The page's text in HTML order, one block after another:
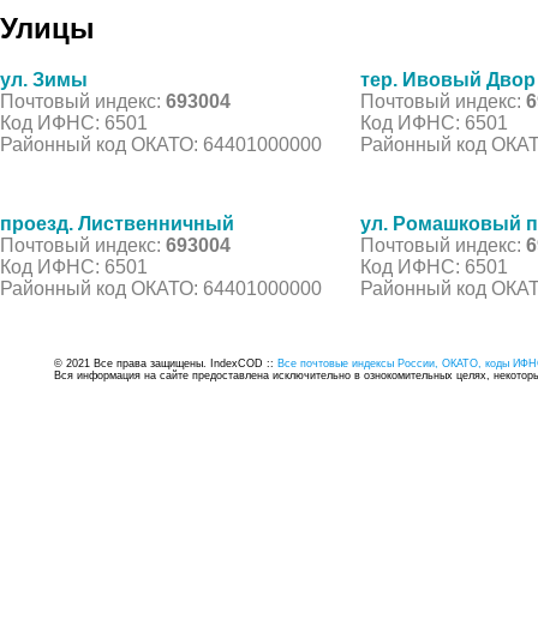
Улицы
ул. Зимы
Почтовый индекс: 693004
Код ИФНС: 6501
Районный код ОКАТО: 64401000000
тер. Ивовый Двор
Почтовый индекс:
Код ИФНС: 6501
Районный код
проезд. Лиственничный
Почтовый индекс: 693004
Код ИФНС: 6501
Районный код ОКАТО: 64401000000
ул. Ромашковый
Почтовый индекс:
Код ИФНС: 6501
Районный код
© 2021 Все права защищены. IndexCOD :: Все почтовые индексы России, ОКАТО, коды
Вся информация на сайте предоставлена исключительно в ознокомительных целях,